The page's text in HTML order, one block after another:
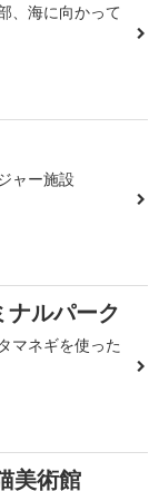
、海に向かって
ャー施設
ナルパーク
マネギを使った
美術館